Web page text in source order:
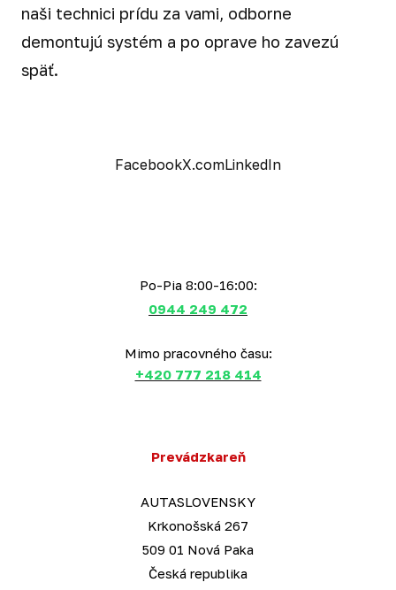
naši technici prídu za vami, odborne
demontujú systém a po oprave ho zavezú
späť.
FacebookX.comLinkedIn
Po-Pia 8:00-16:00:
0944 249 472
Mimo pracovného času:
+420 777 218 414
Prevádzkareň
AUTASLOVENSKY
Krkonošská 267
509 01 Nová Paka
Česká republika